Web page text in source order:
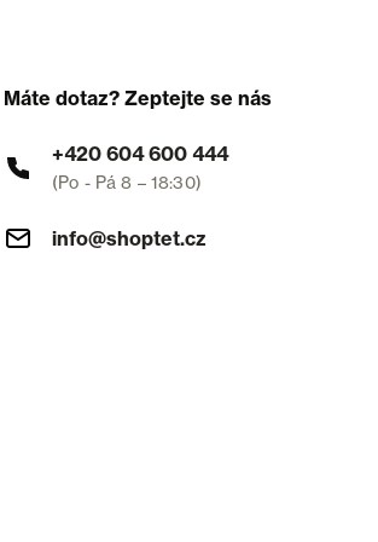
Máte dotaz? Zeptejte se nás
+420 604 600 444
(Po - Pá 8 – 18:30)
info@shoptet.cz